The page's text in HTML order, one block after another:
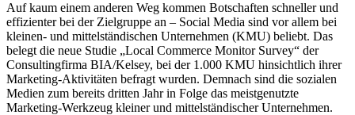
Auf kaum einem anderen Weg kommen Botschaften schneller und
effizienter bei der Zielgruppe an – Social Media sind vor allem bei
kleinen- und mittelständischen Unternehmen (KMU) beliebt. Das
belegt die neue Studie „Local Commerce Monitor Survey“ der
Consultingfirma BIA/Kelsey, bei der 1.000 KMU hinsichtlich ihrer
Marketing-Aktivitäten befragt wurden. Demnach sind die sozialen
Medien zum bereits dritten Jahr in Folge das meistgenutzte
Marketing-Werkzeug kleiner und mittelständischer Unternehmen.